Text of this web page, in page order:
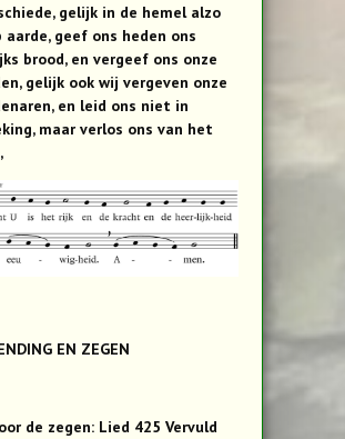
gelijk in de hemel alzo
aarde, geef ons heden ons
brood, en vergeef ons onze
gelijk ook wij vergeven onze
en leid ons niet in
maar verlos ons van het
EN ZEGEN
de zegen: Lied 425 Vervuld